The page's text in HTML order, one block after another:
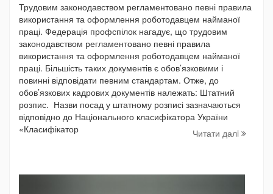
Трудовим законодавством регламентовано певні правила
використання та оформлення роботодавцем найманої
праці. Федерація профспілок нагадує, що трудовим
законодавством регламентовано певні правила
використання та оформлення роботодавцем найманої
праці. Більшість таких документів є обов’язковими і
повинні відповідати певним стандартам. Отже, до
обов’язкових кадрових документів належать: Штатний
розпис. Назви посад у штатному розписі зазначаються
відповідно до Національного класифікатора України
«Класифікатор
Читати далi